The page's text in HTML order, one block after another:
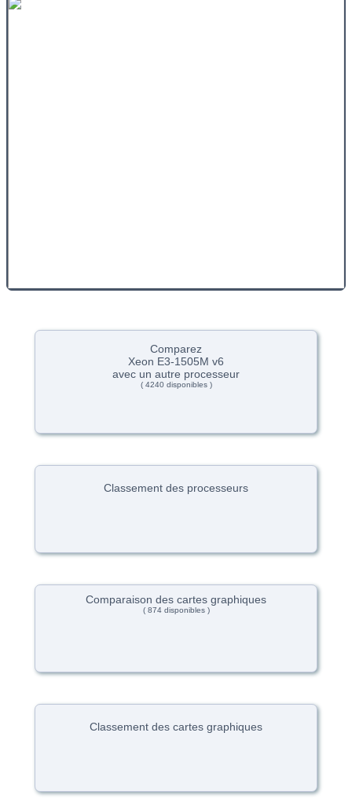
Comparez
Xeon E3-1505M v6
avec un autre processeur
( 4240 disponibles )
Classement des processeurs
Comparaison des cartes graphiques
( 874 disponibles )
Classement des cartes graphiques